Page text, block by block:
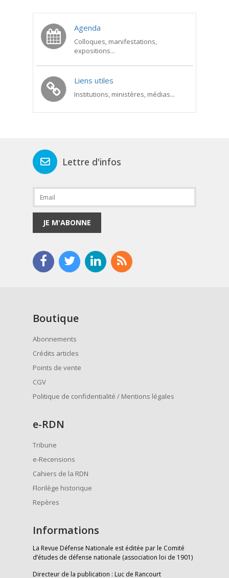
Agenda
Colloques, manifestations,
expositions...
Liens utiles
Institutions, ministères, médias...
Lettre d'infos
JE M'ABONNE
Boutique
Abonnements
Crédits articles
Points de vente
CGV
Politique de confidentialité / Mentions légales
e-RDN
Tribune
e-Recensions
Cahiers de la RDN
Florilège historique
Repères
Informations
La Revue Défense Nationale est éditée par le Comité
d’études de défense nationale (association loi de 1901)
Directeur de la publication : Luc de Rancourt